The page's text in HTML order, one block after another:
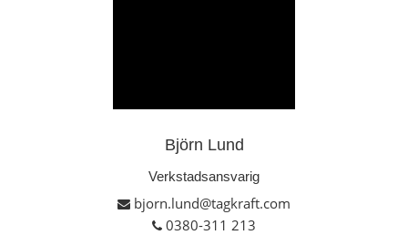
Björn Lund
Verkstadsansvarig
0380-311 213
bjorn.lund@tagkraft.com